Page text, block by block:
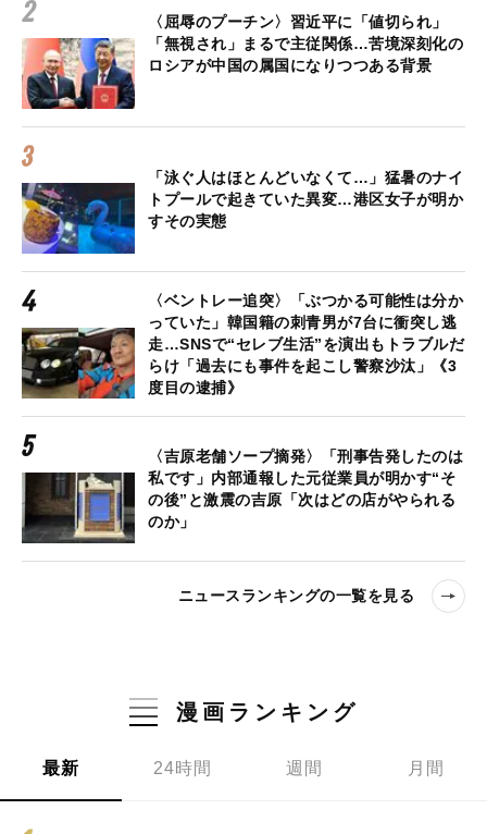
〈屈辱のプーチン〉習近平に「値切られ」
「無視され」まるで主従関係…苦境深刻化の
ロシアが中国の属国になりつつある背景
「泳ぐ人はほとんどいなくて…」猛暑のナイ
トプールで起きていた異変…港区女子が明か
すその実態
〈ベントレー追突〉「ぶつかる可能性は分か
っていた」韓国籍の刺青男が7台に衝突し逃
走…SNSで“セレブ生活”を演出もトラブルだ
らけ「過去にも事件を起こし警察沙汰」《3
度目の逮捕》
〈吉原老舗ソープ摘発〉「刑事告発したのは
私です」内部通報した元従業員が明かす“そ
の後”と激震の吉原「次はどの店がやられる
のか」
ニュースランキングの一覧を見る
漫画ランキング
最新 24時間 週間 月間